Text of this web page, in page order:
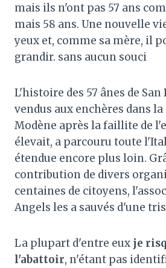
mais ils n'ont pas 57 ans
mais 58 ans. Une nouvelle
yeux et, comme sa mère, il
grandir. sans aucun souci
L'histoire des 57 ânes de San
vendus aux enchères dans
Modène après la faillite de
élevait, a parcouru toute
étendue encore plus loin.
contribution de divers
centaines de citoyens,
Angels les a sauvés d'une
La plupart d'entre eux je
l'abattoir, n'étant pas